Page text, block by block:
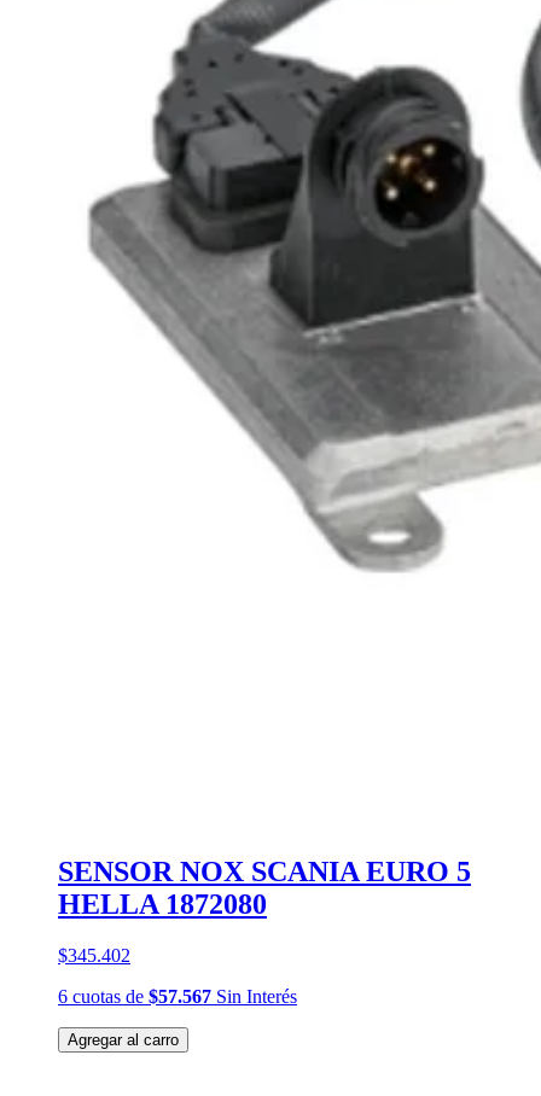
SENSOR NOX SCANIA EURO 5
HELLA 1872080
$345.402
6 cuotas de $57.567 Sin Interés
Agregar al carro